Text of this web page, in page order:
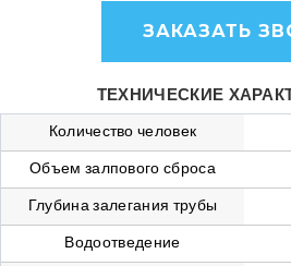
ЗАКАЗАТЬ
ТЕХНИЧЕСКИЕ
Количество человек
Объем залпового сброса
Глубина залегания трубы
Водоотведение